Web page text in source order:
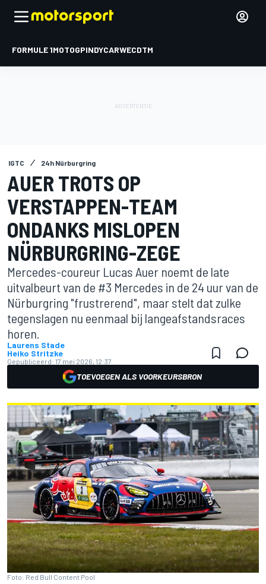
FORMULE 1MOTOGPINDYCARWECDTM
IGTC 24h Nürburgring
AUER TROTS OP
VERSTAPPEN-TEAM
ONDANKS MISLOPEN
NÜRBURGRING-ZEGE
Mercedes-coureur Lucas Auer noemt de late
uitvalbeurt van de #3 Mercedes in de 24 uur van de
Nürburgring "frustrerend", maar stelt dat zulke
tegenslagen nu eenmaal bij langeafstandsraces
horen.
Laurens Stade
Heiko Stritzke
Gepubliceerd: 17 mei 2026, 12:37
TOEVOEGEN ALS VOORKEURSBRON
Foto: Red Bull Content Pool